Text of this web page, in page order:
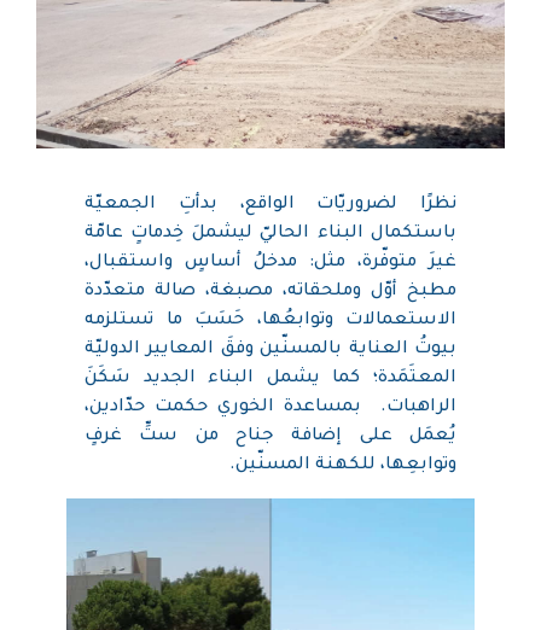
نظرًا لضروريّات الواقع، بدأتِ الجمعيّة
باستكمال البناء الحاليّ ليشملَ خِدماتٍ عامّة
غيرَ متوفّرة، مثل: مدخلُ أساسٍ واستقبال،
مطبخ أوّل وملحقاته، مصبغة، صالة متعدّدة
الاستعمالات وتوابعُها، حَسَبَ ما تستلزمه
بيوتُ العناية بالمسنّين وفقَ المعايير الدوليّة
المعتَمَدة؛ كما يشمل البناء الجديد سَكَنَ
الراهبات. بمساعدة الخوري حكمت حدّادين،
يُعمَل على إضافة جناح من ستِّ غرفٍ
وتوابعِها، للكهنة المسنّين.